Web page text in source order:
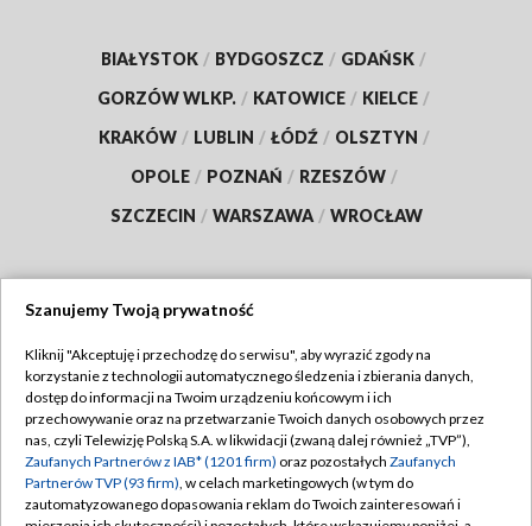
BIAŁYSTOK / BYDGOSZCZ / GDAŃSK /
GORZÓW WLKP. / KATOWICE / KIELCE /
KRAKÓW / LUBLIN / ŁÓDŹ / OLSZTYN /
OPOLE / POZNAŃ / RZESZÓW /
SZCZECIN / WARSZAWA / WROCŁAW
TVP
Abonament TVP
Emisja w TVP
Centrum informacji TVP
Regulamin TVP
Polityka prywatności
Moje zgody
Szanujemy Twoją prywatność
Kliknij "Akceptuję i przechodzę do serwisu", aby wyrazić zgody na
korzystanie z technologii automatycznego śledzenia i zbierania danych,
dostęp do informacji na Twoim urządzeniu końcowym i ich
przechowywanie oraz na przetwarzanie Twoich danych osobowych przez
nas, czyli Telewizję Polską S.A. w likwidacji (zwaną dalej również „TVP”),
Zaufanych Partnerów z IAB* (1201 firm) oraz pozostałych Zaufanych
Partnerów TVP (93 firm), w celach marketingowych (w tym do
zautomatyzowanego dopasowania reklam do Twoich zainteresowań i